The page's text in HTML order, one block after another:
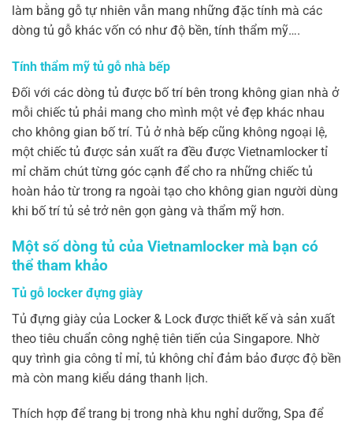
làm bằng gỗ tự nhiên vẫn mang những đặc tính mà các
dòng tủ gỗ khác vốn có như độ bền, tính thẩm mỹ….
Tính thẩm mỹ tủ gỗ nhà bếp
Đối với các dòng tủ được bố trí bên trong không gian nhà ở
mỗi chiếc tủ phải mang cho mình một vẻ đẹp khác nhau
cho không gian bố trí. Tủ ở nhà bếp cũng không ngoại lệ,
một chiếc tủ được sản xuất ra đều được Vietnamlocker tỉ
mỉ chăm chút từng góc cạnh để cho ra những chiếc tủ
hoàn hảo từ trong ra ngoài tạo cho không gian người dùng
khi bố trí tủ sẻ trở nên gọn gàng và thẩm mỹ hơn.
Một số dòng tủ của Vietnamlocker mà bạn có
thể tham khảo
Tủ gỗ locker đựng giày
Tủ đựng giày của Locker & Lock được thiết kế và sản xuất
theo tiêu chuẩn công nghệ tiên tiến của Singapore. Nhờ
quy trình gia công tỉ mỉ, tủ không chỉ đảm bảo được độ bền
mà còn mang kiểu dáng thanh lịch.
Thích hợp để trang bị trong nhà khu nghỉ dưỡng, Spa để